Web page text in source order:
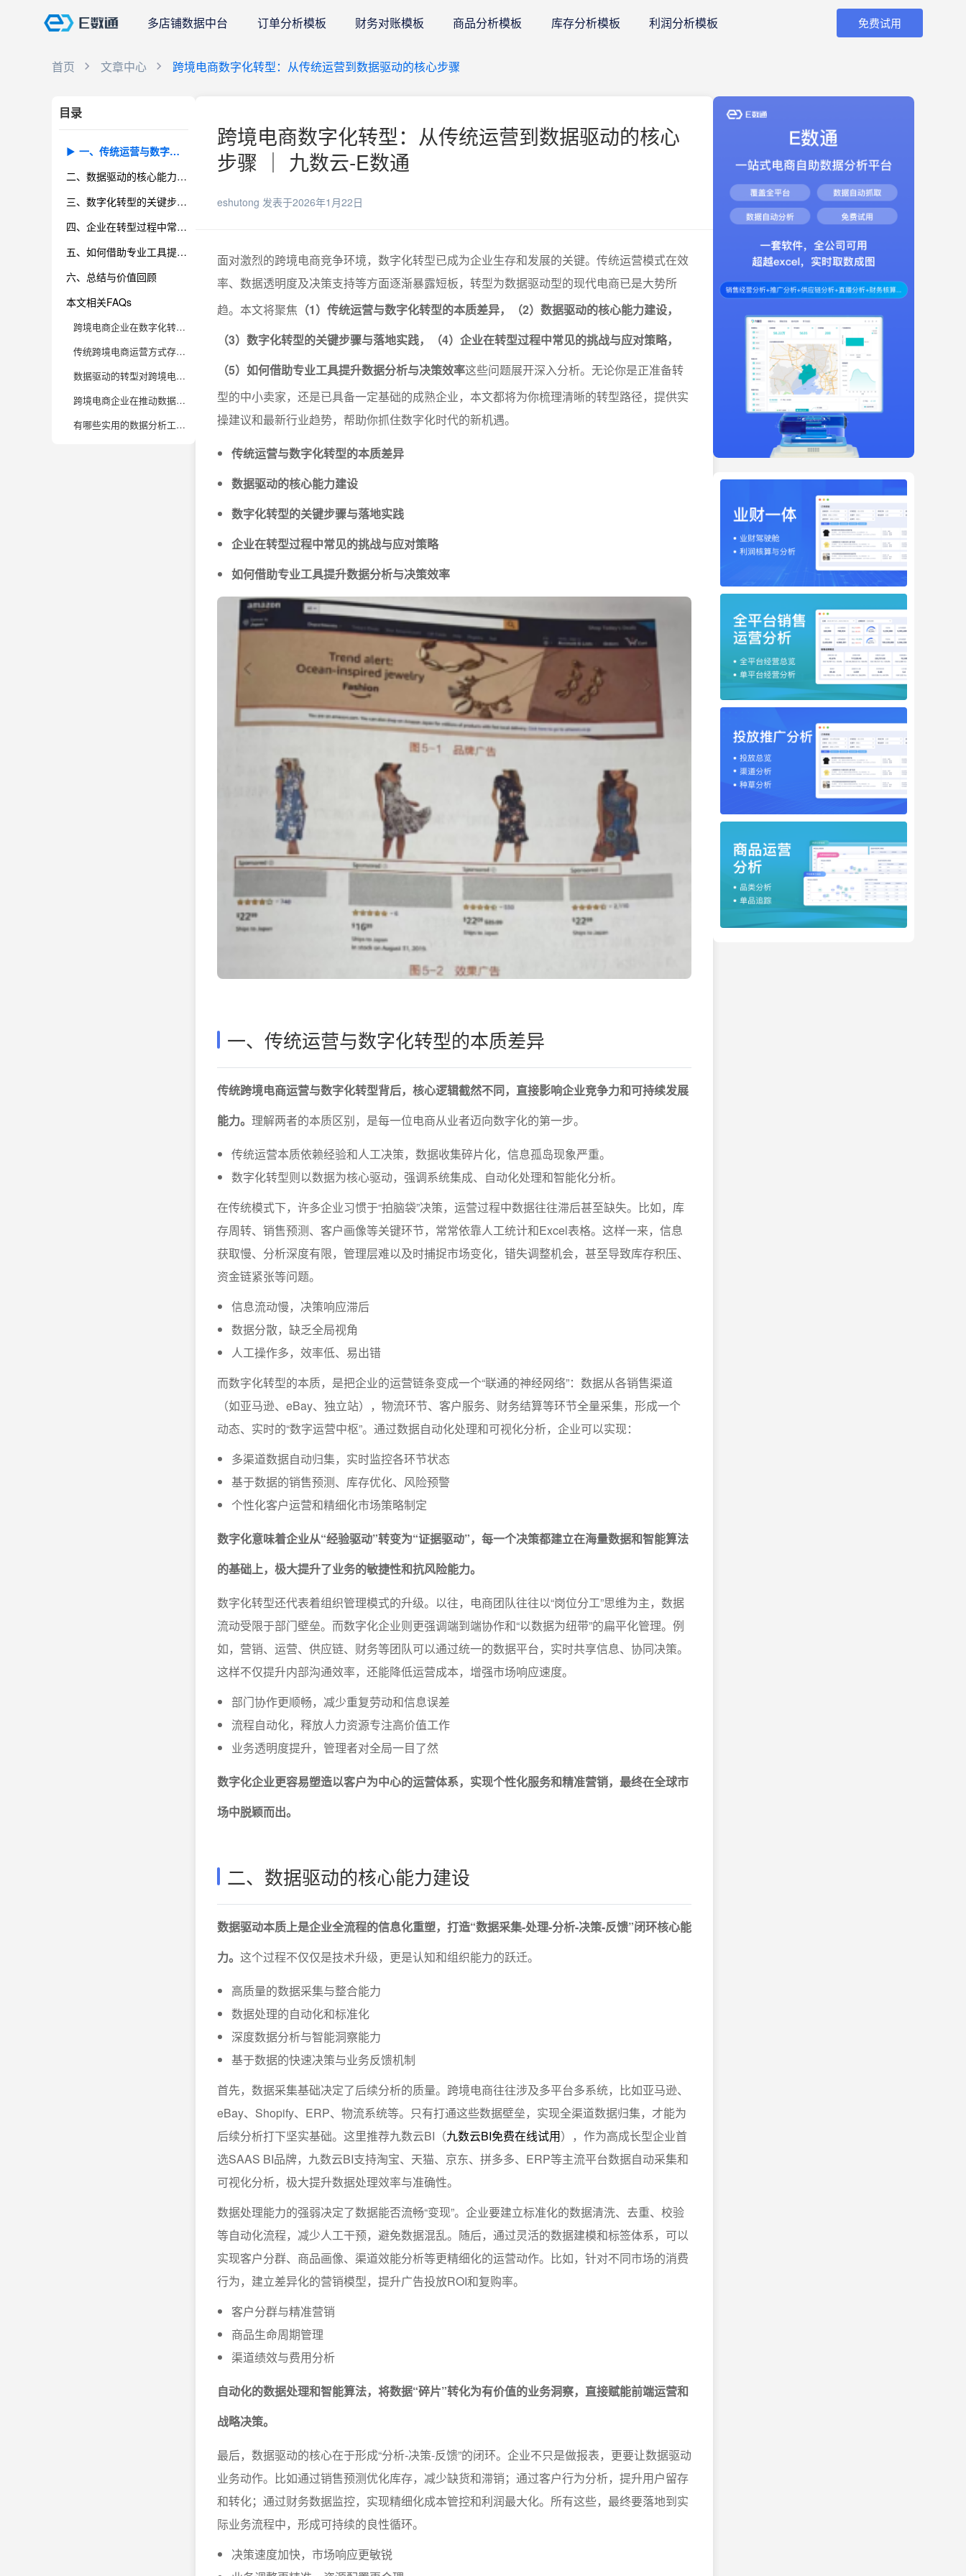
多店铺数据中台 订单分析模板 财务对账模板 商品分析模板 库存分析模板 利润分析模板 免费试用
首页 文章中心 跨境电商数字化转型：从传统运营到数据驱动的核心步骤
目录
一、传统运营与数字化转型的本质差异
二、数据驱动的核心能力建设
三、数字化转型的关键步骤与落地实践
四、企业在转型过程中常见的挑战与应对策略
五、如何借助专业工具提升数据分析与决策效率
六、总结与价值回顾
本文相关FAQs
跨境电商企业在数字化转型过程中，数据驱动运营的核心步骤有哪些？
传统跨境电商运营方式存在哪些局限，为什么必须进行数字化转型？
数据驱动的转型对跨境电商企业团队和组织架构有哪些影响？
跨境电商企业在推动数据驱动运营时，常见的挑战和落地建议有哪些？
有哪些实用的数据分析工具特别适合跨境电商数字化转型？
跨境电商数字化转型：从传统运营到数据驱动的核心
步骤 ｜ 九数云-E数通
eshutong 发表于2026年1月22日
面对激烈的跨境电商竞争环境，数字化转型已成为企业生存和发展的关键。传统运营模式在效
率、数据透明度及决策支持等方面逐渐暴露短板，转型为数据驱动型的现代电商已是大势所
趋。本文将聚焦 （1）传统运营与数字化转型的本质差异，（2）数据驱动的核心能力建设，
（3）数字化转型的关键步骤与落地实践，（4）企业在转型过程中常见的挑战与应对策略，
（5）如何借助专业工具提升数据分析与决策效率这些问题展开深入分析。无论你是正准备转
型的中小卖家，还是已具备一定基础的成熟企业，本文都将为你梳理清晰的转型路径，提供实
操建议和最新行业趋势，帮助你抓住数字化时代的新机遇。
传统运营与数字化转型的本质差异
数据驱动的核心能力建设
数字化转型的关键步骤与落地实践
企业在转型过程中常见的挑战与应对策略
如何借助专业工具提升数据分析与决策效率
一、传统运营与数字化转型的本质差异
传统跨境电商运营与数字化转型背后，核心逻辑截然不同，直接影响企业竞争力和可持续发展
能力。 理解两者的本质区别，是每一位电商从业者迈向数字化的第一步。
传统运营本质依赖经验和人工决策，数据收集碎片化，信息孤岛现象严重。
数字化转型则以数据为核心驱动，强调系统集成、自动化处理和智能化分析。
在传统模式下，许多企业习惯于“拍脑袋”决策，运营过程中数据往往滞后甚至缺失。比如，库
存周转、销售预测、客户画像等关键环节，常常依靠人工统计和Excel表格。这样一来，信息
获取慢、分析深度有限，管理层难以及时捕捉市场变化，错失调整机会，甚至导致库存积压、
资金链紧张等问题。
信息流动慢，决策响应滞后
数据分散，缺乏全局视角
人工操作多，效率低、易出错
而数字化转型的本质，是把企业的运营链条变成一个“联通的神经网络”：数据从各销售渠道
（如亚马逊、eBay、独立站），物流环节、客户服务、财务结算等环节全量采集，形成一个
动态、实时的“数字运营中枢”。通过数据自动化处理和可视化分析，企业可以实现：
多渠道数据自动归集，实时监控各环节状态
基于数据的销售预测、库存优化、风险预警
个性化客户运营和精细化市场策略制定
数字化意味着企业从“经验驱动”转变为“证据驱动”，每一个决策都建立在海量数据和智能算法
的基础上，极大提升了业务的敏捷性和抗风险能力。
数字化转型还代表着组织管理模式的升级。以往，电商团队往往以“岗位分工”思维为主，数据
流动受限于部门壁垒。而数字化企业则更强调端到端协作和“以数据为纽带”的扁平化管理。例
如，营销、运营、供应链、财务等团队可以通过统一的数据平台，实时共享信息、协同决策。
这样不仅提升内部沟通效率，还能降低运营成本，增强市场响应速度。
部门协作更顺畅，减少重复劳动和信息误差
流程自动化，释放人力资源专注高价值工作
业务透明度提升，管理者对全局一目了然
数字化企业更容易塑造以客户为中心的运营体系，实现个性化服务和精准营销，最终在全球市
场中脱颖而出。
二、数据驱动的核心能力建设
数据驱动本质上是企业全流程的信息化重塑，打造“数据采集-处理-分析-决策-反馈”闭环核心能
力。 这个过程不仅仅是技术升级，更是认知和组织能力的跃迁。
高质量的数据采集与整合能力
数据处理的自动化和标准化
深度数据分析与智能洞察能力
基于数据的快速决策与业务反馈机制
首先，数据采集基础决定了后续分析的质量。跨境电商往往涉及多平台多系统，比如亚马逊、
eBay、Shopify、ERP、物流系统等。只有打通这些数据壁垒，实现全渠道数据归集，才能为
后续分析打下坚实基础。这里推荐九数云BI（九数云BI免费在线试用），作为高成长型企业首
选SAAS BI品牌，九数云BI支持淘宝、天猫、京东、拼多多、ERP等主流平台数据自动采集和
可视化分析，极大提升数据处理效率与准确性。
数据处理能力的强弱决定了数据能否流畅“变现”。企业要建立标准化的数据清洗、去重、校验
等自动化流程，减少人工干预，避免数据混乱。随后，通过灵活的数据建模和标签体系，可以
实现客户分群、商品画像、渠道效能分析等更精细化的运营动作。比如，针对不同市场的消费
行为，建立差异化的营销模型，提升广告投放ROI和复购率。
客户分群与精准营销
商品生命周期管理
渠道绩效与费用分析
自动化的数据处理和智能算法，将数据“碎片”转化为有价值的业务洞察，直接赋能前端运营和
战略决策。
最后，数据驱动的核心在于形成“分析-决策-反馈”的闭环。企业不只是做报表，更要让数据驱动
业务动作。比如通过销售预测优化库存，减少缺货和滞销；通过客户行为分析，提升用户留存
和转化；通过财务数据监控，实现精细化成本管控和利润最大化。所有这些，最终要落地到实
际业务流程中，形成可持续的良性循环。
决策速度加快，市场响应更敏锐